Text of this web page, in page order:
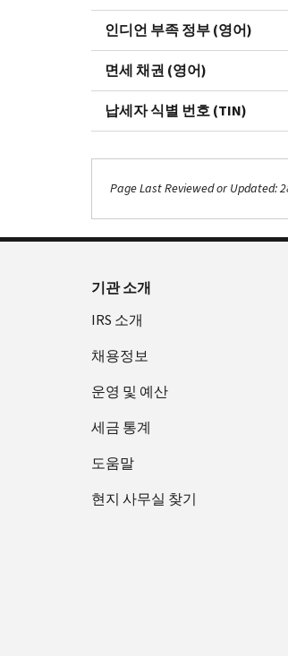
인디언 부족 정부 (영어)
면세 채권 (영어)
납세자 식별 번호 (TIN)
Page Last Reviewed or Updated:
기관 소개
IRS 소개
채용정보
운영 및 예산
세금 통계
도움말
현지 사무실 찾기